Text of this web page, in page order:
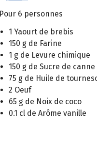
Pour 6 personnes
1 Yaourt de brebis
150 g de Farine
1 g de Levure chimique
150 g de Sucre de canne
75 g de Huile de
2 Oeuf
65 g de Noix de coco
0.1 cl de Arôme vanille